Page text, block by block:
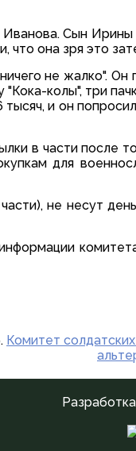
Иванова. Сын
что она зря это
не жалко". Он
колы", три
тысяч, и он
в части после
для
не несут
Комитет